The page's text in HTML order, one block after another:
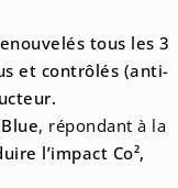
tous les 3
et contrôlés (anti-
, répondant à la
l’impact Co²,